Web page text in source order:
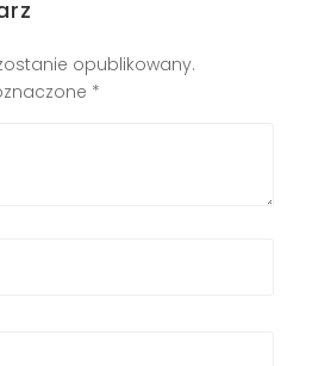
opublikowany.
*